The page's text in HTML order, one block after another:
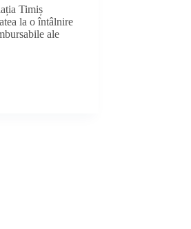
Timiș
la o întâlnire
ale